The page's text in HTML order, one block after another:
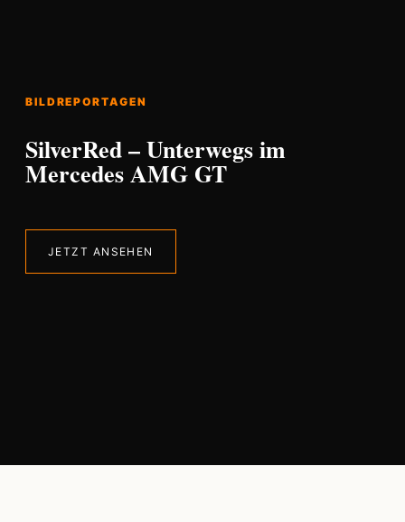
BILDREPORTAGEN
SilverRed – Unterwegs im
Mercedes AMG GT
JETZT ANSEHEN